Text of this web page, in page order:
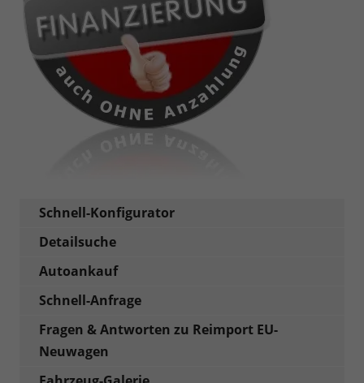
Schnell-Konfigurator
Detailsuche
Autoankauf
Schnell-Anfrage
Fragen & Antworten zu Reimport EU-
Neuwagen